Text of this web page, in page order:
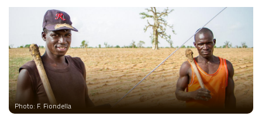
Photo: F. Fiondella